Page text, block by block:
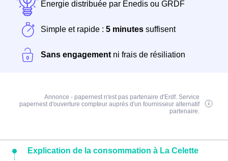
Energie distribuée par Enedis ou GRDF
Simple et rapide : 5 minutes suffisent
Sans engagement ni frais de résiliation
Annonce - papernest n'est pas partenaire d'Erdf. Service
papernest d'ouverture compteur auprès d'un fournisseur alternatif
partenaire.
Explication de la consommation à La Celette